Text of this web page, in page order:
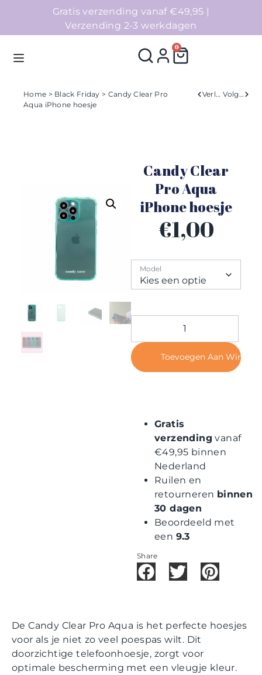
Gratis verzending vanaf €49,95 |
Verzending 2-3 werkdagen
0
Collecties
Home > Black Friday > Candy Clear Pro
Aqua iPhone hoesje
Verleden Volgend
Candy Clear
Pro Aqua
iPhone hoesje
€1,00
Model
Toevoegen Aan
Gratis
verzending vanaf
€49,95 binnen
Nederland
Ruilen en
retourneren binnen
30 dagen
Beoordeeld met
een 9.3
Share
De Candy Clear Pro Aqua is het perfecte hoesjes
voor als je niet zo veel poespas wilt. Dit
doorzichtige telefoonhoesje, zorgt voor
optimale bescherming met een vleugje kleur.